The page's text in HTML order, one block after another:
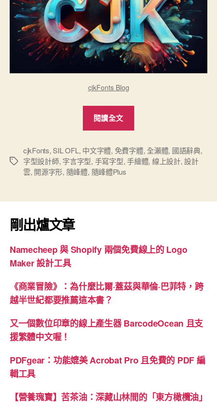
cjkFonts Blog
閱讀全文
費
中
體：
體
Plus、
言
字
之
體”
標
cjkFonts,SIL OFL, 中文字體, 免費字體,全瀨體, 國語辭典,
字型設計師, 字言字型, 手寫字型,手繪體, 線上設計,設計
雲, 開源字形, 隨峰體, 隨峰體Plus
剛出爐文章
Namecheep 與 Shopify 兩個免費線上的 Logo
Maker 設計工具
《商業冒險》：為什麼比爾·蓋茲與華倫·巴菲特，跨
越半世紀都要推薦這本書？
又一個數位印章的線上產生器 BarcodeOcean 且支
援繁體中文喔！
PDFgear：功能媲美 Acrobat Pro 且免費的 PDF 編
輯工具
【營養瑰寶】苦茶油：深藏山林間的「東方橄欖油」